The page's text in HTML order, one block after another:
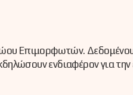
Επιμορφωτών.
ενδιαφέρον για την